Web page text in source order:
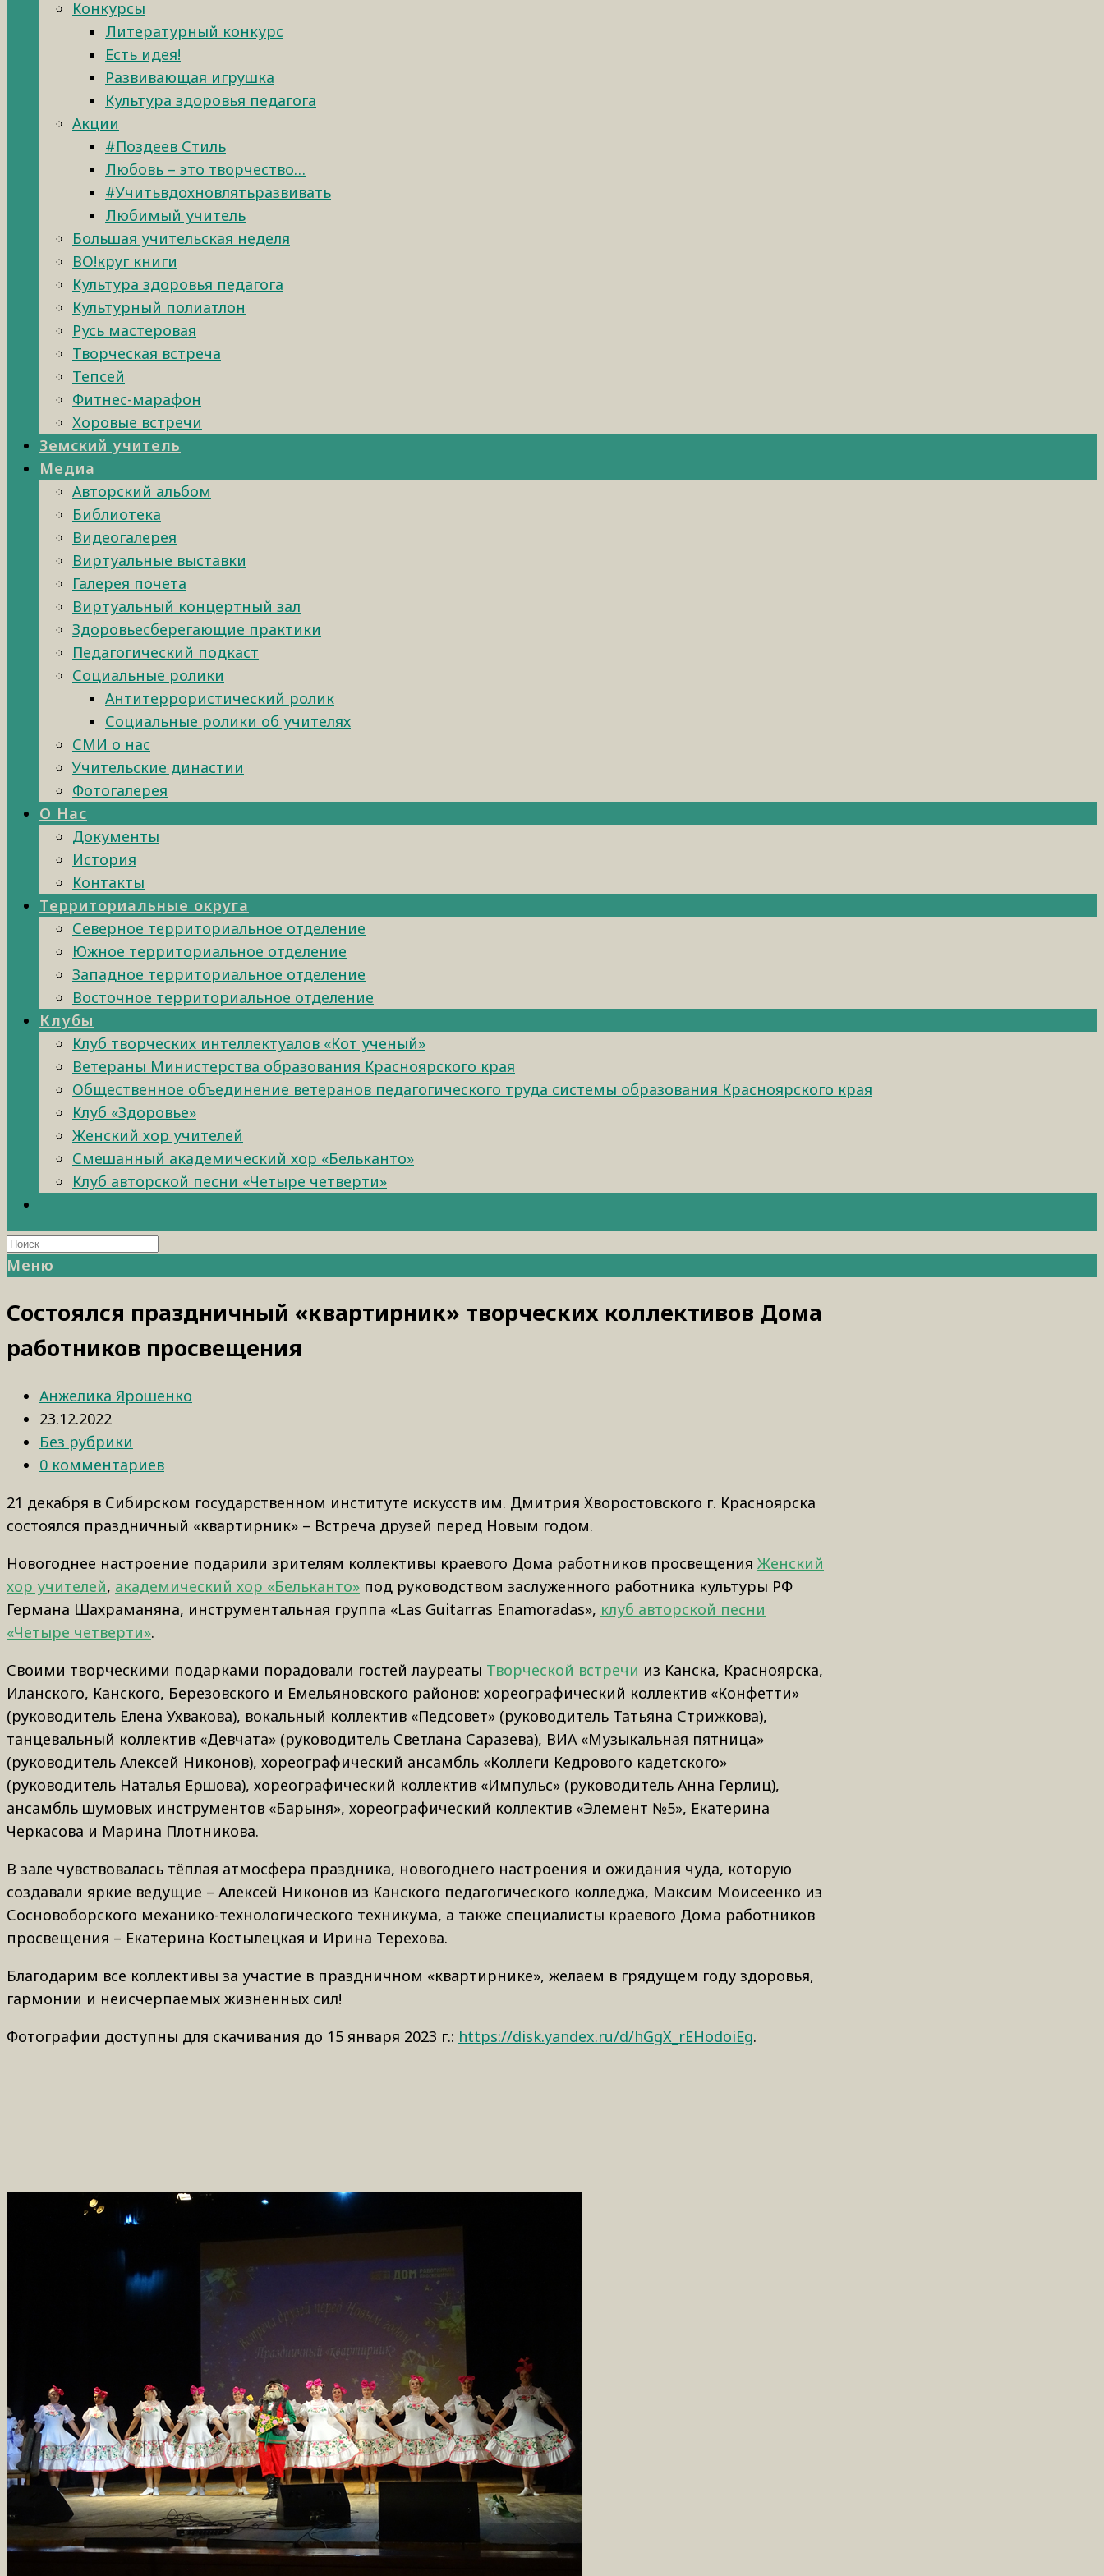
Конкурсы
Литературный конкурс
Есть идея!
Развивающая игрушка
Культура здоровья педагога
Акции
#Поздеев Стиль
Любовь – это творчество…
#Учитьвдохновлятьразвивать
Любимый учитель
Большая учительская неделя
ВО!круг книги
Культура здоровья педагога
Культурный полиатлон
Русь мастеровая
Творческая встреча
Тепсей
Фитнес-марафон
Хоровые встречи
Земский учитель
Медиа
Авторский альбом
Библиотека
Видеогалерея
Виртуальные выставки
Галерея почета
Виртуальный концертный зал
Здоровьесберегающие практики
Педагогический подкаст
Социальные ролики
Антитеррористический ролик
Социальные ролики об учителях
СМИ о нас
Учительские династии
Фотогалерея
О Нас
Документы
История
Контакты
Территориальные округа
Северное территориальное отделение
Южное территориальное отделение
Западное территориальное отделение
Восточное территориальное отделение
Клубы
Клуб творческих интеллектуалов «Кот ученый»
Ветераны Министерства образования Красноярского края
Общественное объединение ветеранов педагогического труда системы образования Красноярского края
Клуб «Здоровье»
Женский хор учителей
Смешанный академический хор «Бельканто»
Клуб авторской песни «Четыре четверти»
Меню
Состоялся праздничный «квартирник» творческих коллективов Дома
работников просвещения
Анжелика Ярошенко
23.12.2022
Без рубрики
0 комментариев
21 декабря в Сибирском государственном институте искусств им. Дмитрия Хворостовского г. Красноярска
состоялся праздничный «квартирник» – Встреча друзей перед Новым годом.
Новогоднее настроение подарили зрителям коллективы краевого Дома работников просвещения Женский
хор учителей, академический хор «Бельканто» под руководством заслуженного работника культуры РФ
Германа Шахраманяна, инструментальная группа «Las Guitarras Enamoradas», клуб авторской песни
«Четыре четверти».
Своими творческими подарками порадовали гостей лауреаты Творческой встречи из Канска, Красноярска,
Иланского, Канского, Березовского и Емельяновского районов: хореографический коллектив «Конфетти»
(руководитель Елена Ухвакова), вокальный коллектив «Педсовет» (руководитель Татьяна Стрижкова),
танцевальный коллектив «Девчата» (руководитель Светлана Саразева), ВИА «Музыкальная пятница»
(руководитель Алексей Никонов), хореографический ансамбль «Коллеги Кедрового кадетского»
(руководитель Наталья Ершова), хореографический коллектив «Импульс» (руководитель Анна Герлиц),
ансамбль шумовых инструментов «Барыня», хореографический коллектив «Элемент №5», Екатерина
Черкасова и Марина Плотникова.
В зале чувствовалась тёплая атмосфера праздника, новогоднего настроения и ожидания чуда, которую
создавали яркие ведущие – Алексей Никонов из Канского педагогического колледжа, Максим Моисеенко из
Сосновоборского механико-технологического техникума, а также специалисты краевого Дома работников
просвещения – Екатерина Костылецкая и Ирина Терехова.
Благодарим все коллективы за участие в праздничном «квартирнике», желаем в грядущем году здоровья,
гармонии и неисчерпаемых жизненных сил!
Фотографии доступны для скачивания до 15 января 2023 г.: https://disk.yandex.ru/d/hGgX_rEHodoiEg.